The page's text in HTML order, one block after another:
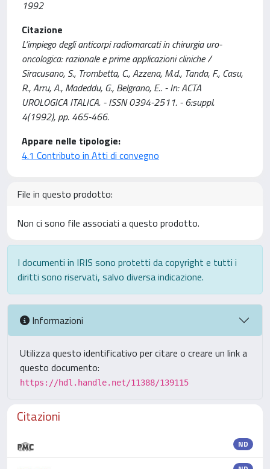
1992
Citazione
L’impiego degli anticorpi radiomarcati in chirurgia uro-
oncologica: razionale e prime applicazioni cliniche /
Siracusano, S., Trombetta, C., Azzena, M.d., Tanda, F., Casu,
R., Arru, A., Madeddu, G., Belgrano, E.. - In: ACTA
UROLOGICA ITALICA. - ISSN 0394-2511. - 6:suppl.
4(1992), pp. 465-466.
Appare nelle tipologie:
4.1 Contributo in Atti di convegno
File in questo prodotto:
Non ci sono file associati a questo prodotto.
I documenti in IRIS sono protetti da copyright e tutti i
diritti sono riservati, salvo diversa indicazione.
Informazioni
Utilizza questo identificativo per citare o creare un link a
questo documento:
https://hdl.handle.net/11388/139115
Citazioni
ND